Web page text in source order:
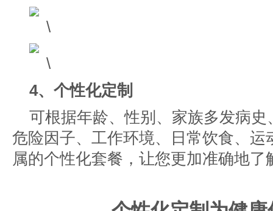
4、个性化定制
可根据年龄、性别、家族多发病
危险因子、工作环境、日常饮食、
属的个性化套餐，让您更加准确地了